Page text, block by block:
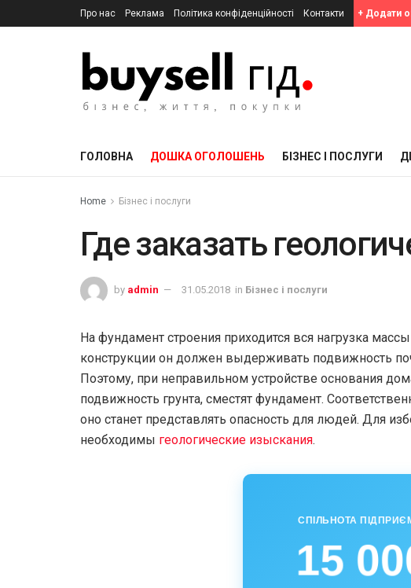
Про нас Реклама Політика конфіденційності Контакти + Додати
ГОЛОВНА ДОШКА ОГОЛОШЕНЬ БІЗНЕС І ПОСЛУГИ
Home Бізнес і послуги
Где заказать
by admin 31.05.2018 in Бізнес і послуги
На фундамент строения приходится вся нагрузка
конструкции он должен выдерживать подвижность
Поэтому, при неправильном устройстве основания
подвижность грунта, сместят фундамент.
оно станет представлять опасность для людей. Для
необходимы геологические изыскания.
СПІЛЬНОТА
15